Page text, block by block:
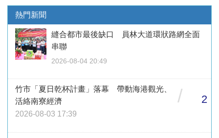
熱門新聞
縫合都市最後缺口 員林大道環狀路網全面
串聯
2026-08-04 20:49
竹市「夏日乾杯計畫」落幕 帶動海港觀光、
活絡南寮經濟
2026-08-03 17:39
/ 2